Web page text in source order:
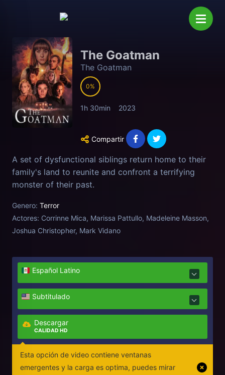
The Goatman
The Goatman
0
1h 30min 2023
Compartir
A set of dysfunctional siblings return home to their
family's land to reunite and confront a terrifying
monster of their past.
Genero: Terror
Actores: Corrinne Mica, Marissa Pattullo, Madeleine Masson,
Joshua Christopher, Mark Vidano
Español Latino
Subtitulado
Descargar
CALIDAD HD
Esta opción de video contiene ventanas
emergentes y la carga es optima, puedes mirar